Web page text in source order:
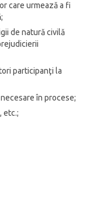
care urmează a fi
de natură civilă
participanţi la
în procese;
etc.;